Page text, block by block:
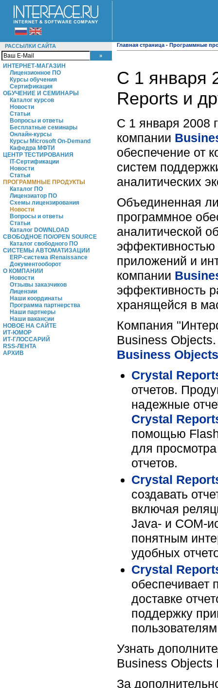
РАССЫЛКИ САЙТА
ИНТЕРНЕТ-МАГАЗИН
Лицензионное ПО
Курсы обучения
Сертификация
ОБУЧЕНИЕ И СЕМИНАРЫ
Каталог курсов
Новости
Статьи
Вопросы и ответы
Бесплатные семинары
Онлайн-курсы
Курсы Microsoft On-Demand
Кафедра МФТИ
ЦЕНТР ТЕСТИРОВАНИЯ
IT-Сертификации
Новости
Статьи
ПРОГРАММНЫЕ ПРОДУКТЫ
Каталог ПО
Лицензиатор ПО
Схемы лицензирования
Новости
Вопросы и ответы
Статьи
Каталог DOWNLOAD
СВОБОДНОЕ ПО/OPEN SOURCE
Каталог свободного ПО
СИСТЕМЫ АВТОМАТИЗАЦИИ
ERP-система iRenaissance
Документооборот
О КОМПАНИИ
Новости
Отзывы заказчиков
Лицензии
Наши координаты
Программа партнерства
Наши партнеры
Наши вакансии
НОВОЕ НА САЙТЕ
ИТ-ЮМОР
ИТ-ГЛОССАРИЙ
RSS-ЛЕНТА
АРХИВ
Главная страница - Программные
C 1 января
Reports и
С 1 января 2008
компании
обеспечение от
систем
аналитических
Объединенная
программное
аналитической
эффективностью
приложений и
компании
эффективность
хранящейся в
Компания
Business
Business Objects
Crystal
отчетов.
надежные
Crystal
помощью
для
отчетов.
Crystal
создавать
включая
Java- и COM-
понятным
удобных
Crystal
обеспечивает
доставке
поддержку
Узнать
Business
За